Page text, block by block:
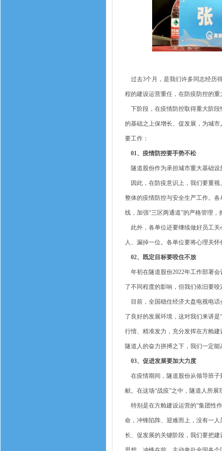
过去3个月，是我们许多同志经历
程的建设运营重任，在防疫防控的
下阶段，在疫情防控取得重大阶段
的基础之上保增长、促发展，为城
要工作：
01、疫情防控要手势不松
隧道股份作为承担城市重大基础设
因此，在防疫意识上，我们要重视
整体的疫情防控与安全生产工作。
线，加强“三区两通道”的严格管理
此外，各单位还要继续做好员工关
人、漏掉一位。各单位要将心理关
02、既定目标要咬住不放
年初在隧道股份2022年工作部署
了不同程度的影响，但我们依旧要
目前，全国稳住经济大盘电视电话
了良好的发展环境，这对我们来讲
行情、精准发力，充分发挥在方舱
隧道人的奋力拼搏之下，我们一定
03、促进发展要加大力度
在疫情期间，隧道股份从领导班子
献。在这场“战疫”之中，隧道人所
特别是在方舱建设运营的“集团性
命，冲锋陷阵、迎难而上，没有一
长、促发展的关键阶段，我们要把